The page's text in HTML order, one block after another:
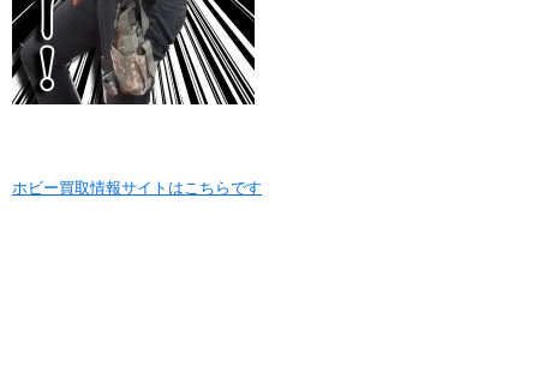
ホビー買取情報サイトはこちらです